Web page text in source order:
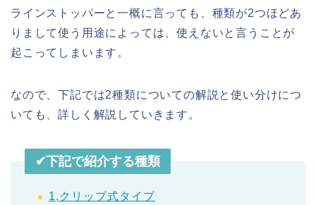
ラインストッパーと一概に言っても、種類が2つほどあ
りまして使う用途によっては、使えないと言うことが
起こってしまいます。
なので、下記では2種類についての解説と使い分けにつ
いても、詳しく解説していきます。
✔︎下記で紹介する種類
1,クリップ式タイプ